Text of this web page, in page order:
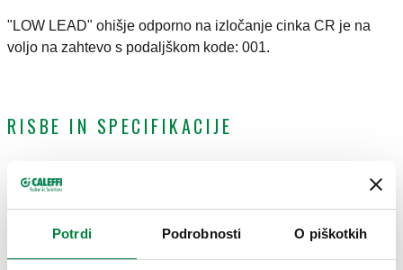
Potrdi Podrobnosti O piškotkih
"LOW LEAD" ohišje odporno na izločanje cinka CR je na
voljo na zahtevo s podaljškom kode: 001.
RISBE IN SPECIFIKACIJE
Koda artikla Actions